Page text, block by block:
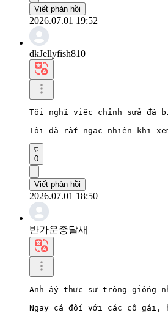
Viết phản hồi
2026.07.01 19:52
dkJellyfish810
Tôi nghĩ việc chỉnh sửa đã bị
Tôi đã rất ngạc nhiên khi
0
Viết phản hồi
2026.07.01 18:50
반가운종달새
Anh ấy thực sự trông giống
Ngay cả đối với các cô gái,